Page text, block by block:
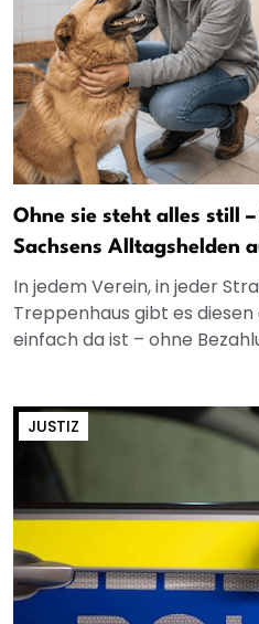
Ohne sie steht alles still
Sachsens Alltagshelden
In jedem Verein, in jeder
Treppenhaus gibt es
einfach da ist – ohne
JUSTIZ